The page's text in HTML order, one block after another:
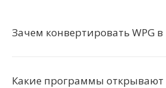
Зачем конвертировать WPG в
Какие программы открывают